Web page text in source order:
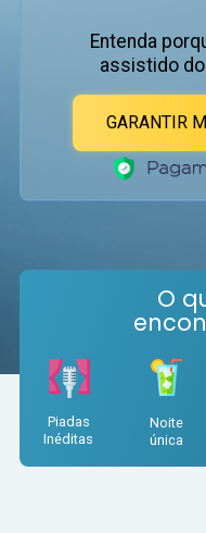
Entenda
assistido
GARANTIR
O
Piadas
Inéditas
Noite
única